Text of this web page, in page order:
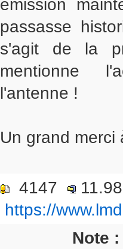
émission
passasse
s'agit de la
mentionne
l'antenne !
Un grand
4147
https://
Note